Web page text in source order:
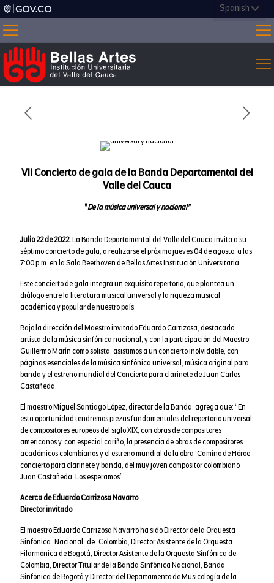
VII Concierto de gala de la Banda Departamental del
Valle del Cauca
"De la música universal y nacional"
Julio 22 de 2022.La Banda Departamental del Valle del Cauca invita a su
séptimo concierto de gala, a realizarse el próximo jueves 04 de agosto, a las
7:00 p.m. en la Sala Beethoven de Bellas Artes Institución Universitaria.
Este concierto de gala integra un exquisito repertorio, que plantea un
diálogo entre la literatura musical universal y la riqueza musical
académica y popular de nuestro país.
Bajo la dirección del Maestro invitado Eduardo Carrizosa, destacado
artista de la música sinfónica nacional, y con la participación del Maestro
Guillermo Marín como solista, asistimos a un concierto inolvidable, con
páginas esenciales de la música sinfónica universal, música original para
banda y el estreno mundial del Concierto para clarinete de Juan Carlos
Castañeda.
El maestro Miguel Santiago López, director de la Banda, agrega que: “En
esta oportunidad tendremos piezas fundamentales del repertorio universal
de compositores europeos del siglo XIX, con obras de compositores
americanos y, con especial cariño, la presencia de obras de compositores
académicos colombianos y el estreno mundial de la obra ‘Camino de Héroe’
concierto para clarinete y banda, del muy joven compositor colombiano
Juan Castañeda. Los esperamos”.
Acerca de Eduardo Carrizosa Navarro
Director invitado
El maestro Eduardo Carrizosa Navarro ha sido Director de la Orquesta
Sinfónica Nacional de Colombia, Director Asistente de la Orquesta
Filarmónica de Bogotá, Director Asistente de la Orquesta Sinfónica de
Colombia, Director Titular de la Banda Sinfónica Nacional, Banda
Sinfónica de Bogotá y Director del Departamento de Musicología de la